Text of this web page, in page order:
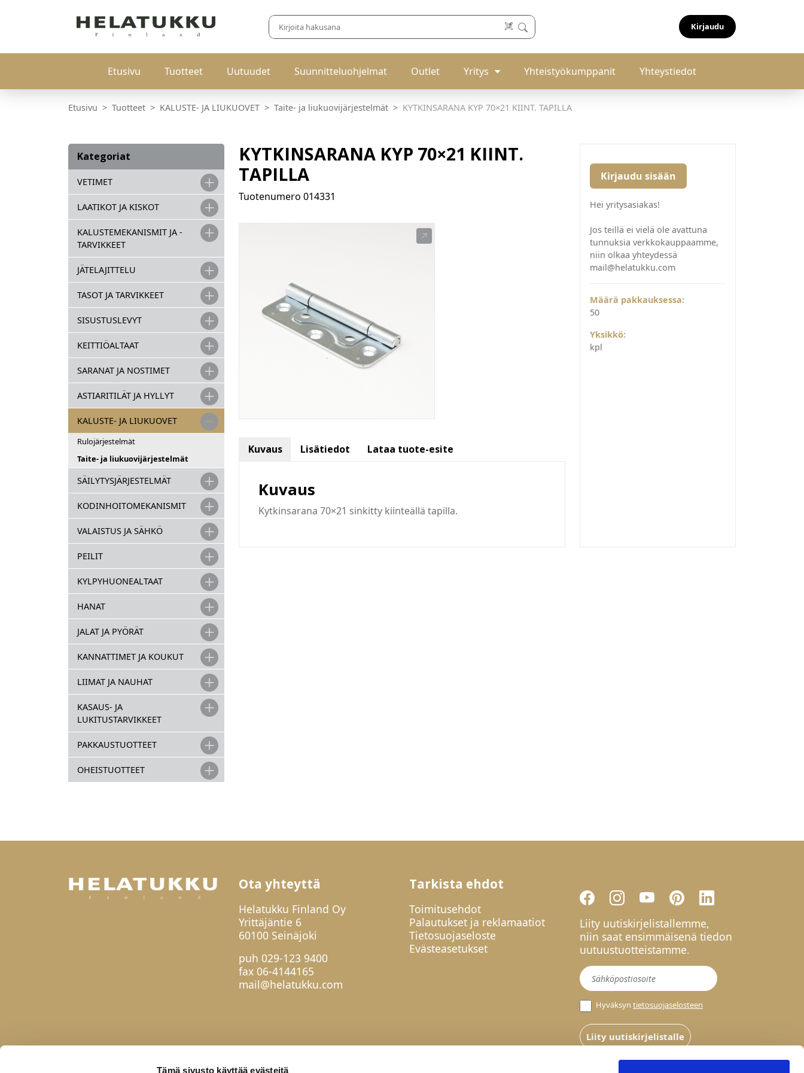
Tämä sivusto käyttää evästeitä
Kirjaudu
Etusivu Tuotteet Uutuudet Suunnitteluohjelmat Outlet Yritys Yhteistyökumppanit Yhteystiedot
Etusivu Tuotteet KALUSTE- JA LIUKUOVET Taite- ja liukuovijärjestelmät KYTKINSARANA KYP 70×21 KIINT. TAPILLA
Kategoriat
VETIMET
LAATIKOT JA KISKOT
KALUSTEMEKANISMIT JA -
TARVIKKEET
JÄTELAJITTELU
TASOT JA TARVIKKEET
SISUSTUSLEVYT
KEITTIÖALTAAT
SARANAT JA NOSTIMET
ASTIARITILÄT JA HYLLYT
KALUSTE- JA LIUKUOVET
Rulojärjestelmät
Taite- ja liukuovijärjestelmät
SÄILYTYSJÄRJESTELMÄT
KODINHOITOMEKANISMIT
VALAISTUS JA SÄHKÖ
PEILIT
KYLPYHUONEALTAAT
HANAT
JALAT JA PYÖRÄT
KANNATTIMET JA KOUKUT
LIIMAT JA NAUHAT
KASAUS- JA
LUKITUSTARVIKKEET
PAKKAUSTUOTTEET
OHEISTUOTTEET
KYTKINSARANA KYP 70×21 KIINT.
TAPILLA
Tuotenumero 014331
Kuvaus Lisätiedot Lataa tuote-esite
Kuvaus
Kytkinsarana 70×21 sinkitty kiinteällä tapilla.
Kirjaudu sisään
Hei yritysasiakas!
Jos teillä ei vielä ole avattuna
tunnuksia verkkokauppaamme,
niin olkaa yhteydessä
mail@helatukku.com
Määrä pakkauksessa:
50
Yksikkö:
kpl
Ota yhteyttä
Helatukku Finland Oy
Yrittäjäntie 6
60100 Seinäjoki
puh 029-123 9400
fax 06-4144165
mail@helatukku.com
Tarkista ehdot
Toimitusehdot
Palautukset ja reklamaatiot
Tietosuojaseloste
Evästeasetukset
Liity uutiskirjelistallemme,
niin saat ensimmäisenä tiedon
uutuustuotteistamme.
Uutiskirje
Hyväksyn tietosuojaselosteen
Liity uutiskirjelistalle